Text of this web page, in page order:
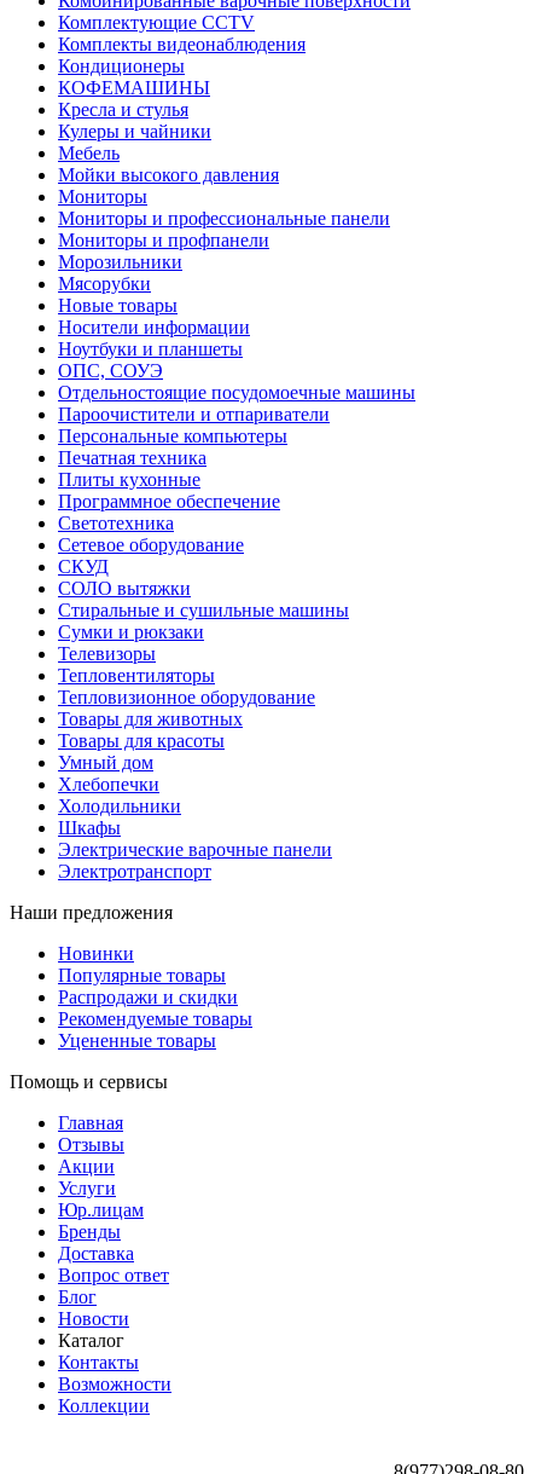
Комплектующие CCTV
Комплекты видеонаблюдения
Кондиционеры
КОФЕМАШИНЫ
Кресла и стулья
Кулеры и чайники
Мебель
Мойки высокого давления
Мониторы
Мониторы и профессиональные панели
Мониторы и профпанели
Морозильники
Мясорубки
Новые товары
Носители информации
Ноутбуки и планшеты
ОПС, СОУЭ
Отдельностоящие посудомоечные машины
Пароочистители и отпариватели
Персональные компьютеры
Печатная техника
Плиты кухонные
Программное обеспечение
Светотехника
Сетевое оборудование
СКУД
СОЛО вытяжки
Стиральные и сушильные машины
Сумки и рюкзаки
Телевизоры
Тепловентиляторы
Тепловизионное оборудование
Товары для животных
Товары для красоты
Умный дом
Хлебопечки
Холодильники
Шкафы
Электрические варочные панели
Электротранспорт
Наши предложения
Новинки
Популярные товары
Распродажи и скидки
Рекомендуемые товары
Уцененные товары
Помощь и сервисы
Главная
Отзывы
Акции
Услуги
Юр.лицам
Бренды
Доставка
Вопрос ответ
Блог
Новости
Каталог
Контакты
Возможности
Коллекции